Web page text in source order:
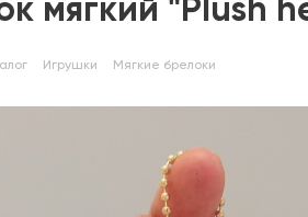
мягкий "Plush
Игрушки Мягкие брелоки